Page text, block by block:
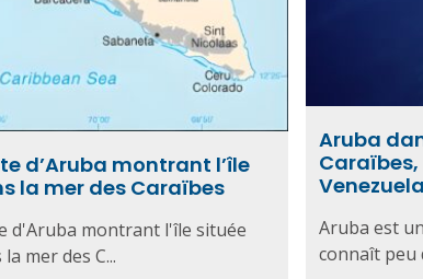
d’Aruba montrant l’île
la mer des Caraïbes
d'Aruba montrant l'île située
mer des C...
Aruba
Venezuela
Aruba est
connaît peu